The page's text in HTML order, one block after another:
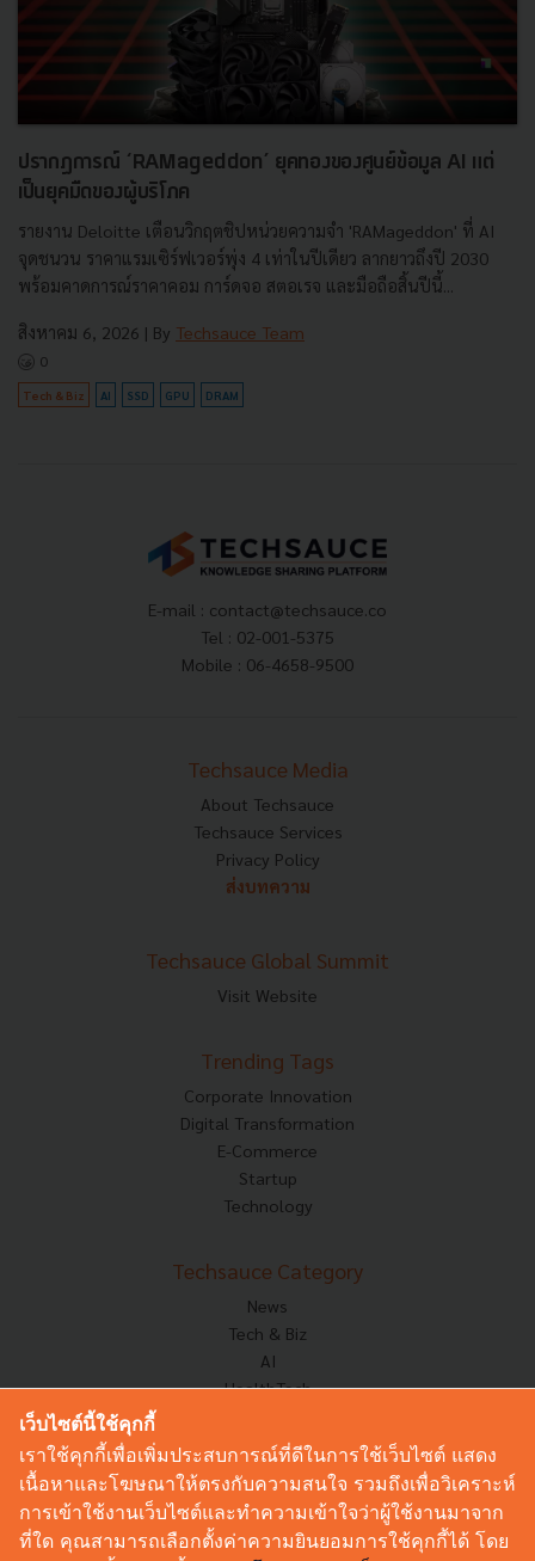
ปรากฏการณ์ ‘RAMageddon’ ยุคทองของศูนย์ข้อมูล AI แต่
เป็นยุคมืดของผู้บริโภค
รายงาน Deloitte เตือนวิกฤตชิปหน่วยความจำ 'RAMageddon' ที่ AI
จุดชนวน ราคาแรมเซิร์ฟเวอร์พุ่ง 4 เท่าในปีเดียว ลากยาวถึงปี 2030
พร้อมคาดการณ์ราคาคอม การ์ดจอ สตอเรจ และมือถือสิ้นปีนี้...
สิงหาคม 6, 2026 | By Techsauce Team
0
Tech & Biz AI SSD GPU DRAM
E-mail : contact@techsauce.co
Tel : 02-001-5375
Mobile : 06-4658-9500
Techsauce Media
About Techsauce
Techsauce Services
Privacy Policy
ส่งบทความ
Techsauce Global Summit
Visit Website
Trending Tags
Corporate Innovation
Digital Transformation
E-Commerce
Startup
Technology
Techsauce Category
News
Tech & Biz
AI
HealthTech
Corp Innov
Saucy Thoughts
Based On
Sustainable
Videos
เว็บไซต์นี้ใช้คุกกี้
เราใช้คุกกี้เพื่อเพิ่มประสบการณ์ที่ดีในการใช้เว็บไซต์ แสดง
เนื้อหาและโฆษณาให้ตรงกับความสนใจ รวมถึงเพื่อวิเคราะห์
การเข้าใช้งานเว็บไซต์และทำความเข้าใจว่าผู้ใช้งานมาจาก
ที่ใด คุณสามารถเลือกตั้งค่าความยินยอมการใช้คุกกี้ได้ โดย